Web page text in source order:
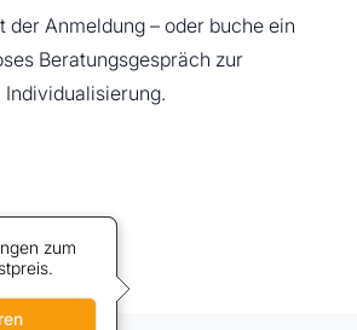
der Anmeldung – oder buche ein
Beratungsgespräch zur
Individualisierung.
zum